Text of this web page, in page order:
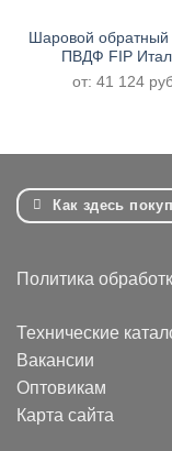
Шаровой обратный
ПВДФ FIP
от: 41 124
Как здесь
Политика
Технические
Вакансии
Оптовикам
Карта сайта